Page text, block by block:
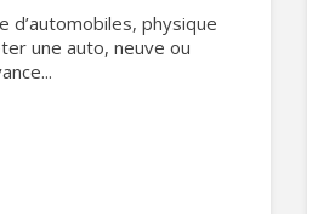
d’automobiles, physique
une auto, neuve ou